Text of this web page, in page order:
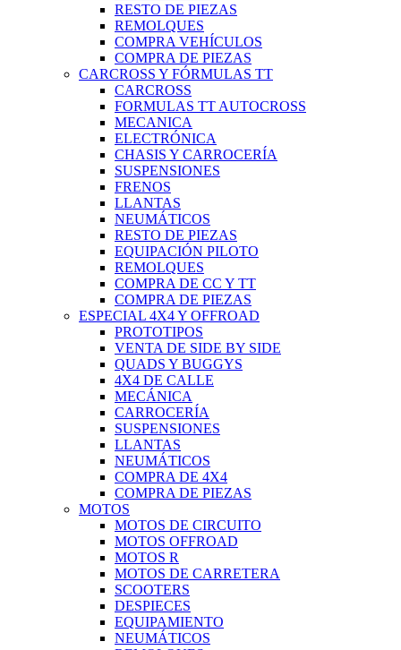
RESTO DE PIEZAS
REMOLQUES
COMPRA VEHÍCULOS
COMPRA DE PIEZAS
CARCROSS Y FÓRMULAS TT
CARCROSS
FORMULAS TT AUTOCROSS
MECANICA
ELECTRÓNICA
CHASIS Y CARROCERÍA
SUSPENSIONES
FRENOS
LLANTAS
NEUMÁTICOS
RESTO DE PIEZAS
EQUIPACIÓN PILOTO
REMOLQUES
COMPRA DE CC Y TT
COMPRA DE PIEZAS
ESPECIAL 4X4 Y OFFROAD
PROTOTIPOS
VENTA DE SIDE BY SIDE
QUADS Y BUGGYS
4X4 DE CALLE
MECÁNICA
CARROCERÍA
SUSPENSIONES
LLANTAS
NEUMÁTICOS
COMPRA DE 4X4
COMPRA DE PIEZAS
MOTOS
MOTOS DE CIRCUITO
MOTOS OFFROAD
MOTOS R
MOTOS DE CARRETERA
SCOOTERS
DESPIECES
EQUIPAMIENTO
NEUMÁTICOS